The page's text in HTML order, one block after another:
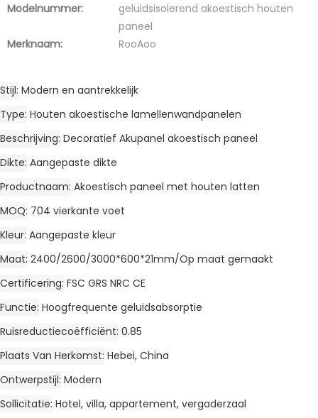
Modelnummer:
geluidsisolerend akoestisch houten
paneel
Merknaam:
RooAoo
Stijl Modern en aantrekkelijk
Type Houten akoestische lamellenwandpanelen
Beschrijving Decoratief Akupanel akoestisch paneel
Dikte Aangepaste dikte
Productnaam Akoestisch paneel met houten latten
MOQ 704 vierkante voet
Kleur Aangepaste kleur
Maat 2400/2600/3000*600*21mm/Op maat gemaakt
Certificering FSC GRS NRC CE
Functie Hoogfrequente geluidsabsorptie
Ruisreductiecoëfficiënt 0.85
Plaats Van Herkomst Hebei, China
Ontwerpstijl Modern
Sollicitatie Hotel, villa, appartement, vergaderzaal